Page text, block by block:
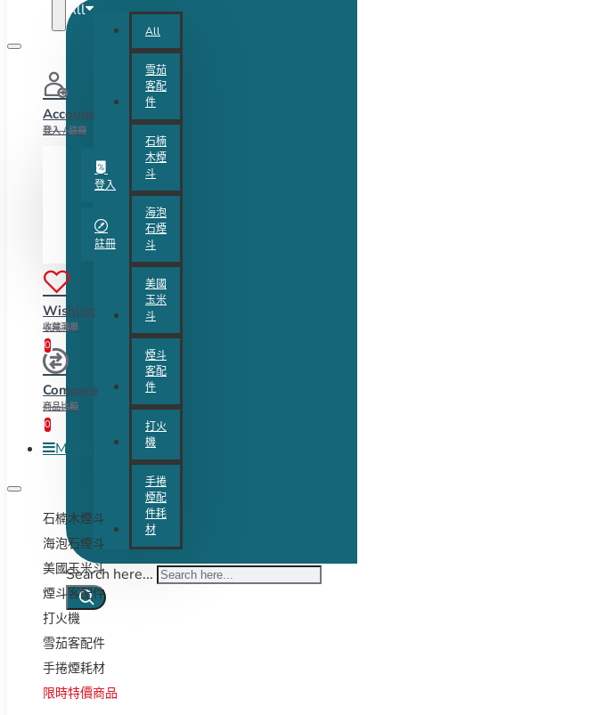
All
All
雪茄
客配
件
石楠
木煙
斗
海泡
石煙
斗
美國
玉米
斗
煙斗
客配
件
打火
機
手捲
煙配
件耗
材
Search here...
Account
登入 / 註冊
登入
註冊
Wishlist
收藏清單
0
Compare
商品比較
0
Menu
石楠木煙斗
海泡石煙斗
美國玉米斗
煙斗客配件
打火機
雪茄客配件
手捲煙耗材
限時特價商品